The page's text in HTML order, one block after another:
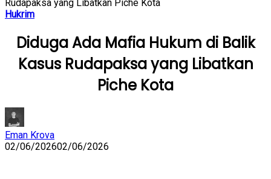
Rudapaksa yang Libatkan Piche Kota
Hukrim
Diduga Ada Mafia Hukum di Balik
Kasus Rudapaksa yang Libatkan
Piche Kota
Eman Krova
02/06/202602/06/2026